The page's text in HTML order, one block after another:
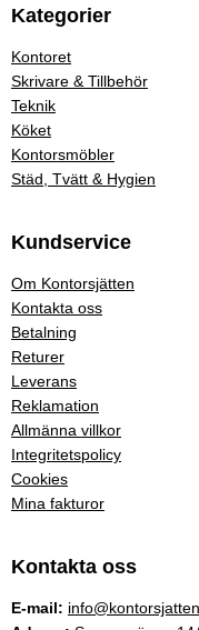
Kategorier
Kontoret
Skrivare & Tillbehör
Teknik
Köket
Kontorsmöbler
Städ, Tvätt & Hygien
Kundservice
Om Kontorsjätten
Kontakta oss
Betalning
Returer
Leverans
Reklamation
Allmänna villkor
Integritetspolicy
Cookies
Mina fakturor
Kontakta oss
E-mail: